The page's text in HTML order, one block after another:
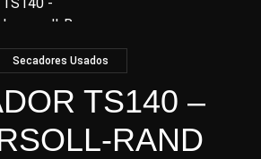
Secadores Usados
TS140 –
RAND